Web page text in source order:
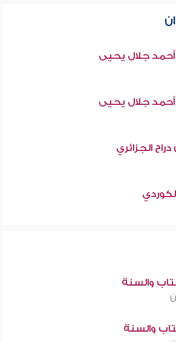
أحمد جلال يحيى
أحمد جلال يحيى
الجزائري
والسنة
والسنة